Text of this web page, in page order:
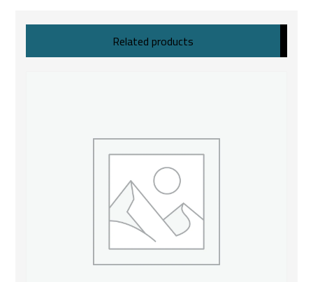
Related products